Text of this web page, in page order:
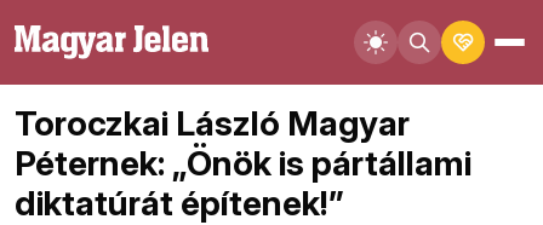
Toroczkai László Magyar
Péternek: „Önök is pártállami
diktatúrát építenek!”